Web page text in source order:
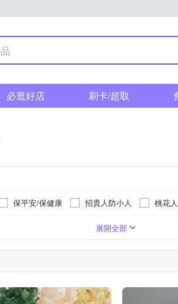
必逛好店 刷卡/超取
保平安/保健康 招貴人防小人 桃花
開運配飾展開全部